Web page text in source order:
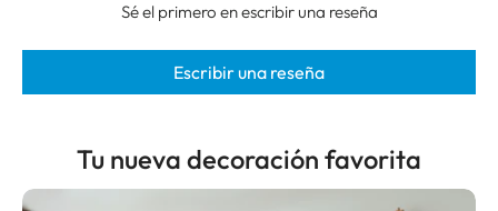
Sé el primero en escribir una reseña
Escribir una reseña
Tu nueva decoración favorita